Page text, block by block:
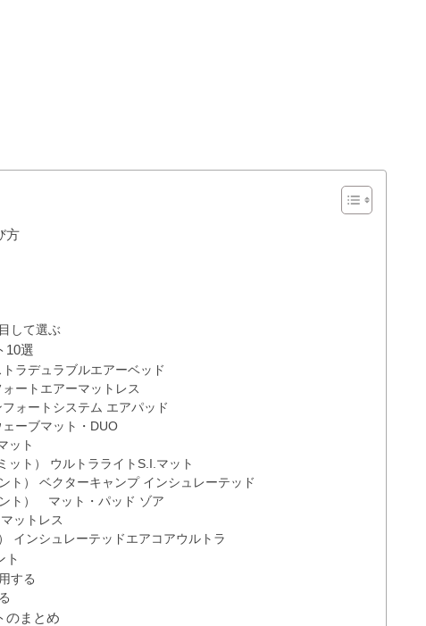
方
して選ぶ
10選
ラデュラブルエアーベッド
ートエアーマットレス
ォートシステム エアパッド
ーブマット・DUO
ット
ット） ウルトラライトS.I.マット
ト） ベクターキャンプ インシュレーテッド
ト） マット・パッド ゾア
ットレス
インシュレーテッドエアコアウルトラ
ト
する
のまとめ